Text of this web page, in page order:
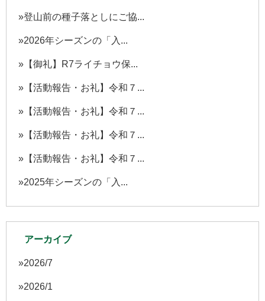
登山前の種子落としにご協...
2026年シーズンの「入...
【御礼】R7ライチョウ保...
【活動報告・お礼】令和７...
【活動報告・お礼】令和７...
【活動報告・お礼】令和７...
【活動報告・お礼】令和７...
2025年シーズンの「入...
アーカイブ
2026/7
2026/1